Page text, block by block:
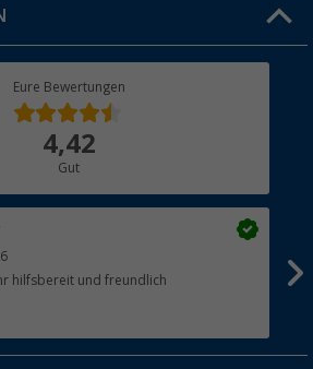
Eure Bewertungen
4,42
Gut
hilfsbereit und freundlich